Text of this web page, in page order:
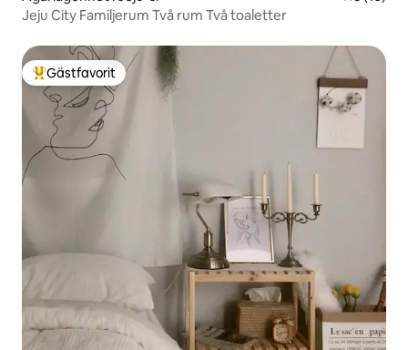
Jeju City Familjerum Två rum Två toaletter
Populär gästfavorit
Gästfavorit